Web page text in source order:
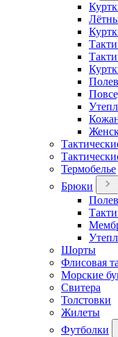
Термобелье
Брюки
Шорты
Флисовая
Морские
Свитера
Толстовки
Жилеты
Футболки